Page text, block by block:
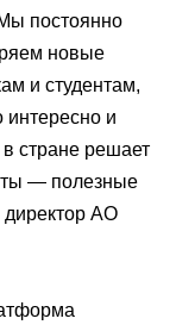
постоянно
новые
и студентам,
интересно и
стране решает
— полезные
АО